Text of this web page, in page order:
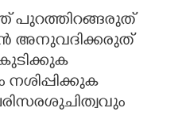
പുറത്തിറങ്ങരുത്
അനുവദിക്കരുത്
കുടിക്കുക
നശിപ്പിക്കുക